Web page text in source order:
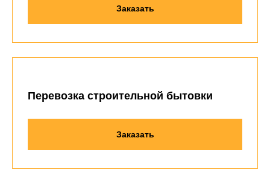
Заказать
Перевозка строительной бытовки
Заказать